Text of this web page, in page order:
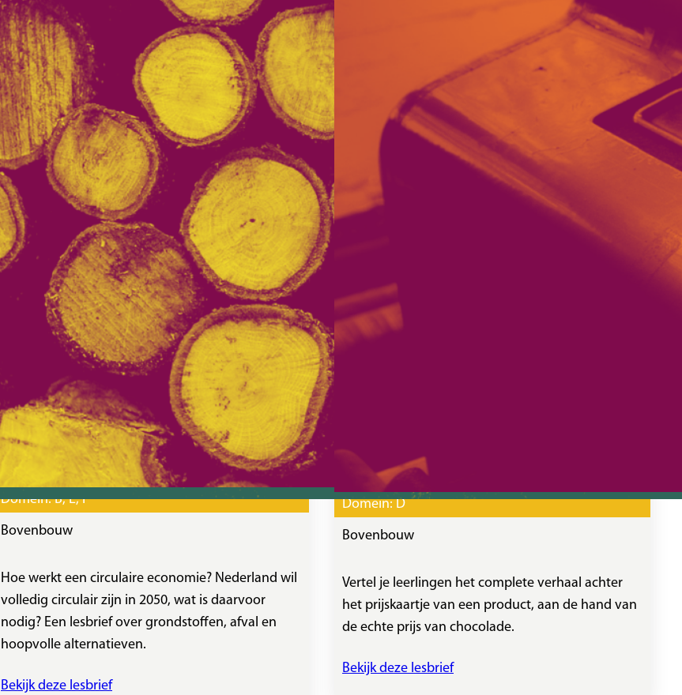
Domein:B, E, F
Bovenbouw
Hoe werkt een circulaire economie? Nederland wil
volledig circulair zijn in 2050, wat is daarvoor
nodig? Een lesbrief over grondstoffen, afval en
hoopvolle alternatieven.
Bekijk deze lesbrief
Domein: D
Bovenbouw
Vertel je leerlingen het complete verhaal achter
het prijskaartje van een product, aan de hand van
de echte prijs van chocolade.
Bekijk deze lesbrief